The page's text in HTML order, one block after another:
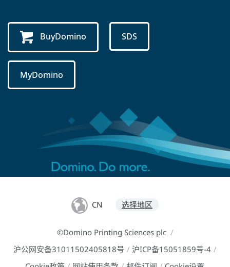
BuyDomino SDS
MyDomino
CN 选择地区
©Domino Printing Sciences plc /
沪公网安备31011502405818号 / 沪ICP备15051859号-4 /